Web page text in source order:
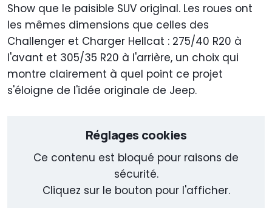
Show que le paisible SUV original. Les roues ont
les mêmes dimensions que celles des
Challenger et Charger Hellcat : 275/40 R20 à
l'avant et 305/35 R20 à l'arrière, un choix qui
montre clairement à quel point ce projet
s'éloigne de l'idée originale de Jeep.
Réglages cookies
Ce contenu est bloqué pour raisons de
sécurité.
Cliquez sur le bouton pour l'afficher.